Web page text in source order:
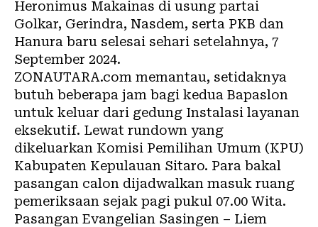
Heronimus Makainas di usung partai
Golkar, Gerindra, Nasdem, serta PKB dan
Hanura baru selesai sehari setelahnya, 7
September 2024.
ZONAUTARA.com memantau, setidaknya
butuh beberapa jam bagi kedua Bapaslon
untuk keluar dari gedung Instalasi layanan
eksekutif. Lewat rundown yang
dikeluarkan Komisi Pemilihan Umum (KPU)
Kabupaten Kepulauan Sitaro. Para bakal
pasangan calon dijadwalkan masuk ruang
pemeriksaan sejak pagi pukul 07.00 Wita.
Pasangan Evangelian Sasingen – Liem